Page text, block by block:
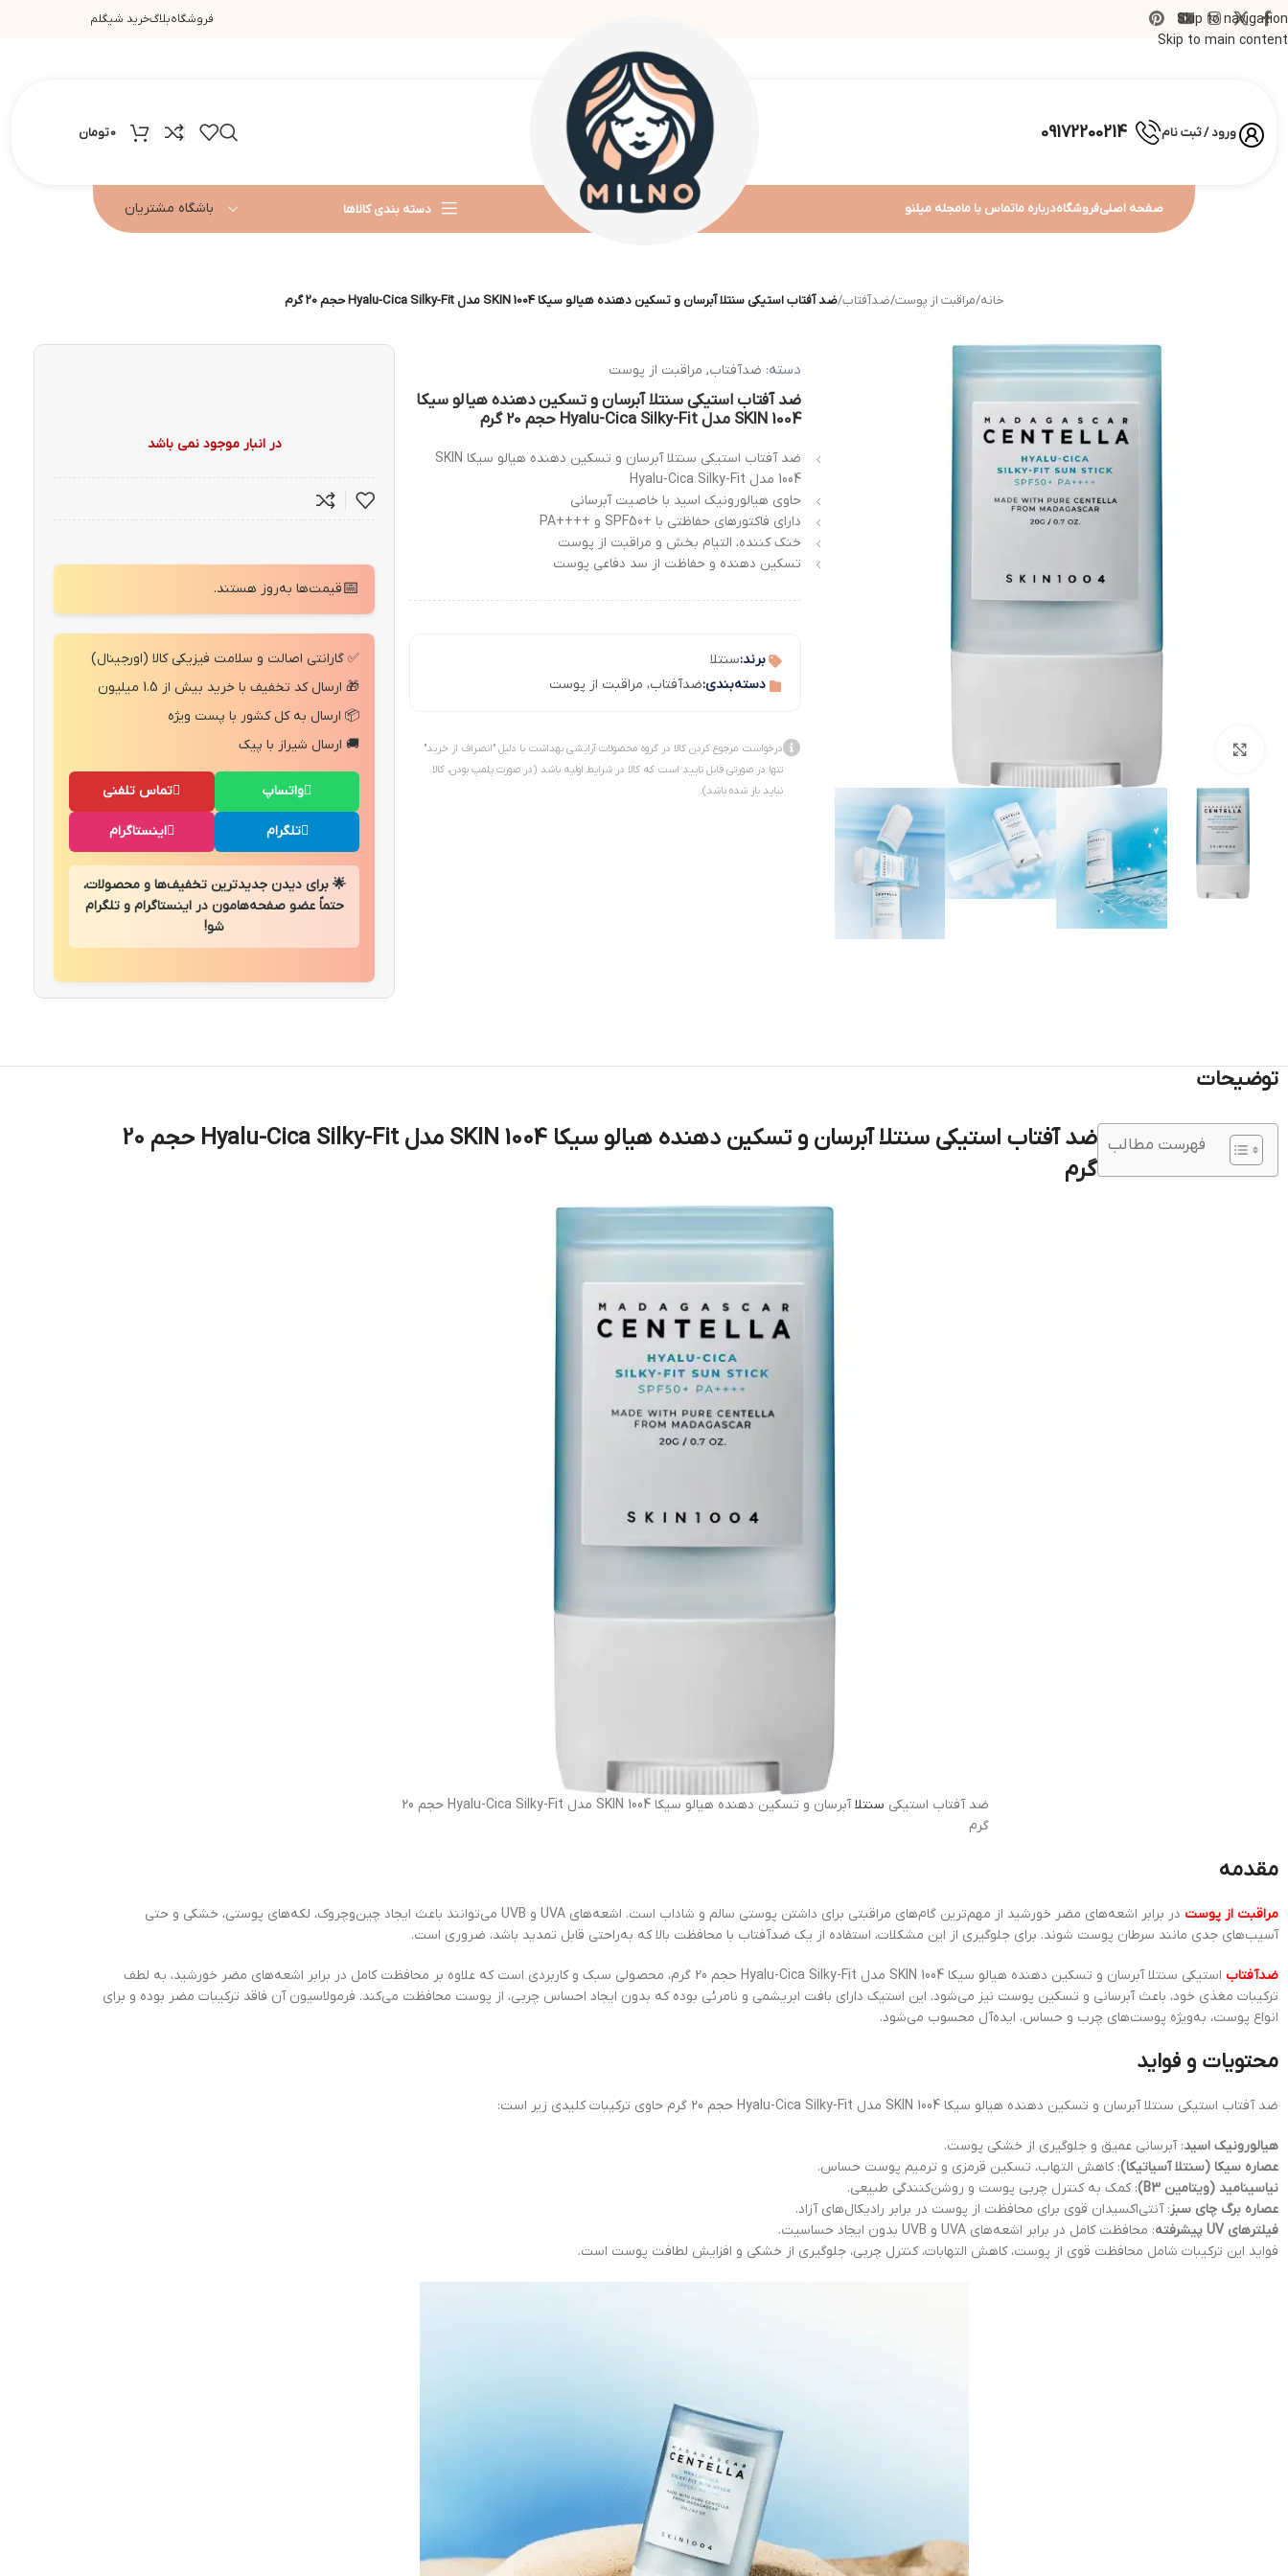
Skip to navigation
Skip to main content
فروشگاهبلاگخرید شیگلم
ورود / ثبت نام 09172200214
0تومان
صفحه اصلیفروشگاهدرباره ماتماس با مامجله میلنو دسته بندی کالاها باشگاه مشتریان
خانه/مراقبت از پوست/ضدآفتاب/ضد آفتاب استیکی سنتلا آبرسان و تسکین دهنده هیالو سیکا SKIN 1004 مدل Hyalu-Cica Silky-Fit حجم 20 گرم
دسته: ضدآفتاب, مراقبت از پوست
ضد آفتاب استیکی سنتلا آبرسان و تسکین دهنده هیالو سیکا
SKIN 1004 مدل Hyalu-Cica Silky-Fit حجم 20 گرم
ضد آفتاب استیکی سنتلا آبرسان و تسکین دهنده هیالو سیکا SKIN
1004 مدل Hyalu-Cica Silky-Fit
حاوی هیالورونیک اسید با خاصیت آبرسانی
دارای فاکتورهای حفاظتی با +SPF50 و ++++PA
خنک کننده، التیام بخش و مراقبت از پوست
تسکین دهنده و حفاظت از سد دفاعی پوست
برند:سنتلا
دسته‌بندی:ضدآفتاب، مراقبت از پوست
درخواست مرجوع کردن کالا در گروه محصولات آرایشی بهداشت با دلیل "انصراف از خرید"
تنها در صورتی قابل تایید است که کالا در شرایط اولیه باشد (در صورت پلمپ بودن، کالا
نباید باز شده باشد).
در انبار موجود نمی باشد
📅قیمت‌ها به‌روز هستند.
✅ گارانتی اصالت و سلامت فیزیکی کالا (اورجینال)
🎁 ارسال کد تخفیف با خرید بیش از 1.5 میلیون
📦 ارسال به کل کشور با پست ویژه
🚚 ارسال شیراز با پیک
تماس تلفنی واتساپ
اینستاگرام تلگرام
🌟 برای دیدن جدیدترین تخفیف‌ها و محصولات،
حتماً عضو صفحه‌هامون در اینستاگرام و تلگرام
شو!
توضیحات
فهرست مطالب
ضد آفتاب استیکی سنتلا آبرسان و تسکین دهنده هیالو سیکا SKIN 1004 مدل Hyalu-Cica Silky-Fit حجم 20
گرم
ضد آفتاب استیکی سنتلا
آبرسان و تسکین دهنده هیالو سیکا SKIN 1004 مدل Hyalu-Cica Silky-Fit حجم 20
گرم
مقدمه
مراقبت از پوست
در برابر اشعه‌های مضر خورشید از مهم‌ترین گام‌های مراقبتی برای داشتن پوستی سالم و شاداب است. اشعه‌های UVA و UVB می‌توانند باعث ایجاد چین‌وچروک، لکه‌های پوستی، خشکی و حتی
آسیب‌های جدی مانند سرطان پوست شوند. برای جلوگیری از این مشکلات، استفاده از یک ضدآفتاب با محافظت بالا که به‌راحتی قابل تمدید باشد، ضروری است.
ضدآفتاب
استیکی سنتلا آبرسان و تسکین دهنده هیالو سیکا SKIN 1004 مدل Hyalu-Cica Silky-Fit حجم 20 گرم، محصولی سبک و کاربردی است که علاوه بر محافظت کامل در برابر اشعه‌های مضر خورشید، به لطف
ترکیبات مغذی خود، باعث آبرسانی و تسکین پوست نیز می‌شود. این استیک دارای بافت ابریشمی و نامرئی بوده که بدون ایجاد احساس چربی، از پوست محافظت می‌کند. فرمولاسیون آن فاقد ترکیبات مضر بوده و برای
انواع پوست، به‌ویژه پوست‌های چرب و حساس، ایده‌آل محسوب می‌شود.
محتویات و فواید
ضد آفتاب استیکی سنتلا آبرسان و تسکین دهنده هیالو سیکا SKIN 1004 مدل Hyalu-Cica Silky-Fit حجم 20 گرم حاوی ترکیبات کلیدی زیر است:
هیالورونیک اسید: آبرسانی عمیق و جلوگیری از خشکی پوست.
عصاره سیکا (سنتلا آسیاتیکا): کاهش التهاب، تسکین قرمزی و ترمیم پوست حساس.
نیاسینامید (ویتامین B3)
: کمک به کنترل چربی پوست و روشن‌کنندگی طبیعی.
عصاره برگ چای سبز: آنتی‌اکسیدان قوی برای محافظت از پوست در برابر رادیکال‌های آزاد.
فیلترهای UV پیشرفته
: محافظت کامل در برابر اشعه‌های UVA و UVB بدون ایجاد حساسیت.
فواید این ترکیبات شامل محافظت قوی از پوست، کاهش التهابات، کنترل چربی، جلوگیری از خشکی و افزایش لطافت پوست است.